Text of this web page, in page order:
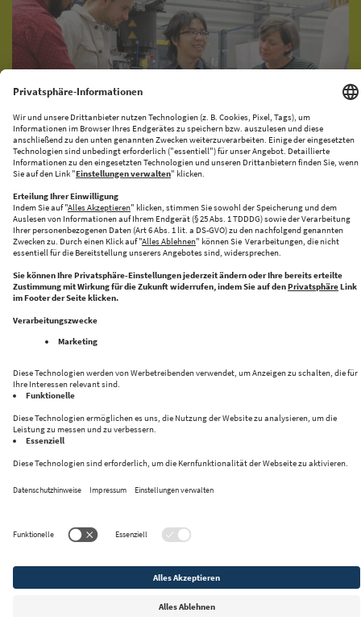
KI-PRODUKATIONSNETZWERK
CENTRE FOR FUTURE PRODUCTION
Halle 43 bringt Innovation und Industrie zusammen
Datenschutz Impressum Kontakt